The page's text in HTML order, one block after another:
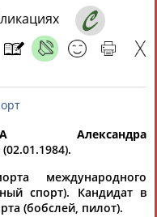
2026 года,
поиск
спорт
Александра
(02.01.1984).
международного
спорт). Кандидат в
(бобслей, пилот).